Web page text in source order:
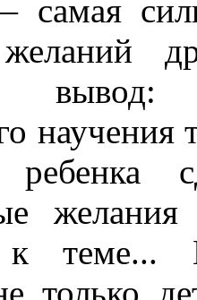
вывод:
научения
ребенка
к теме...